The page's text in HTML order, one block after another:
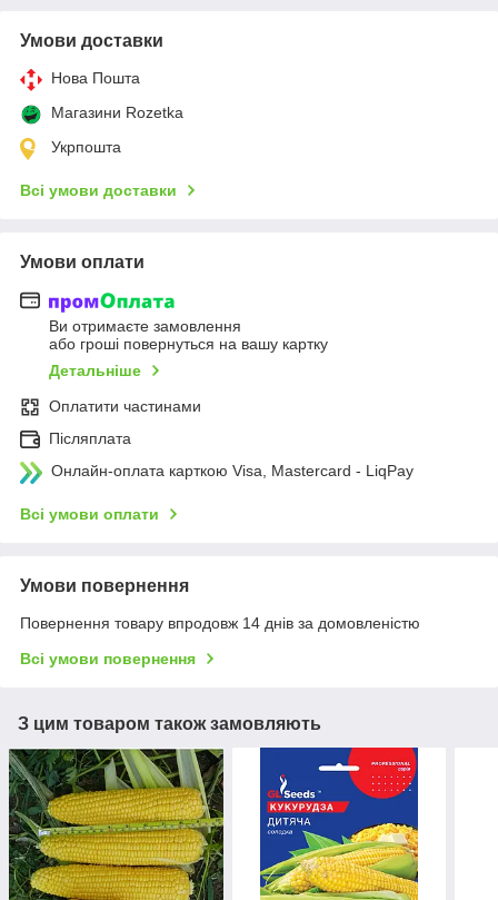
Умови доставки
Нова Пошта
Магазини Rozetka
Укрпошта
Всі умови доставки
Умови оплати
Ви отримаєте замовлення
або гроші повернуться на вашу картку
Детальніше
Оплатити частинами
Післяплата
Онлайн-оплата карткою Visa, Mastercard - LiqPay
Всі умови оплати
Умови повернення
Повернення товару впродовж 14 днів за домовленістю
Всі умови повернення
З цим товаром також замовляють